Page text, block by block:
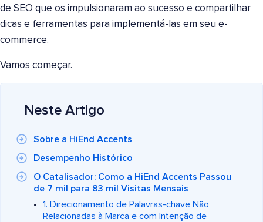
de SEO que os impulsionaram ao sucesso e compartilhar
dicas e ferramentas para implementá-las em seu e-
commerce.
Vamos começar.
Neste Artigo
Sobre a HiEnd Accents
Desempenho Histórico
O Catalisador: Como a HiEnd Accents Passou
de 7 mil para 83 mil Visitas Mensais
1. Direcionamento de Palavras-chave Não
Relacionadas à Marca e com Intenção de